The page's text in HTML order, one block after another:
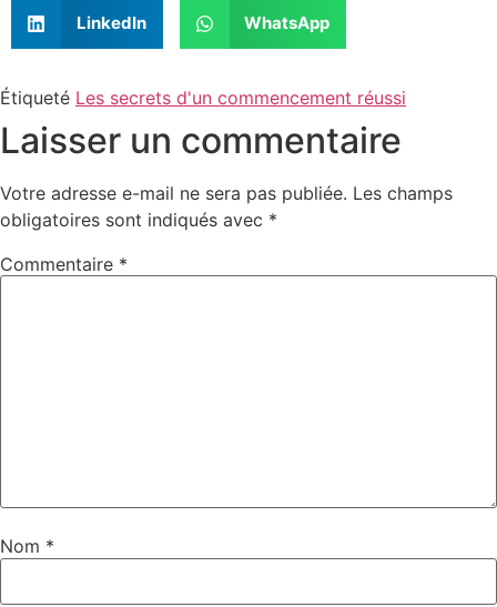
LinkedIn WhatsApp
Étiqueté Les secrets d'un commencement réussi
Laisser un commentaire
Votre adresse e-mail ne sera pas publiée. Les champs
obligatoires sont indiqués avec *
Commentaire *
Nom *